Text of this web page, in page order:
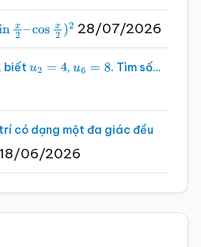
2 –cosx2 )2 28/07/2026
, biếtu2 =4 , u6 =8 . Tìm số…
có dạng một đa giác đều
18/06/2026